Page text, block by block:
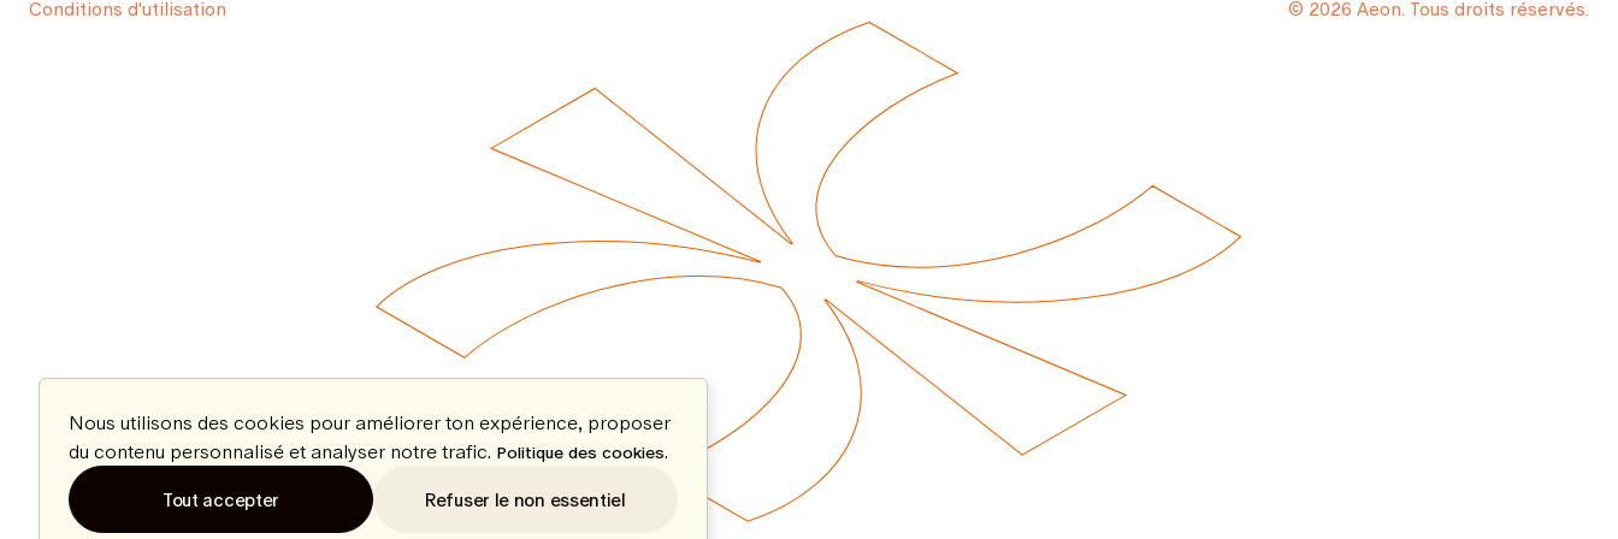
Conditions d'utilisation © 2026 Aeon. Tous droits réservés.
Nous utilisons des cookies pour améliorer ton expérience, proposer
du contenu personnalisé et analyser notre trafic. Politique des cookies.
Tout accepter Refuser le non essentiel